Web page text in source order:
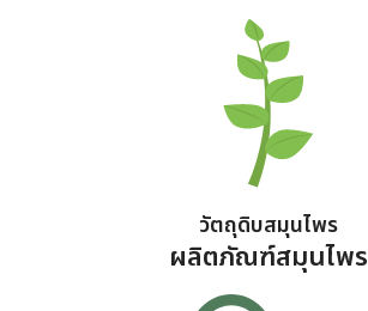
วัตถุดิบสมุนไพร
ผลิตภัณฑ์สมุนไพร